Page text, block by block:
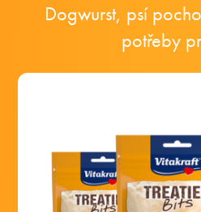
Dogwurst, psí
potřeby